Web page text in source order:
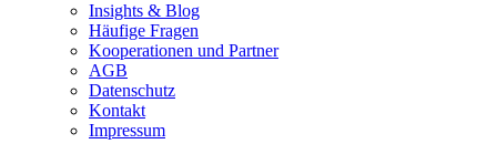
Insights & Blog
Häufige Fragen
Kooperationen und Partner
AGB
Datenschutz
Kontakt
Impressum